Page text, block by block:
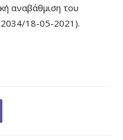
αναβάθμιση του
18-05-2021).